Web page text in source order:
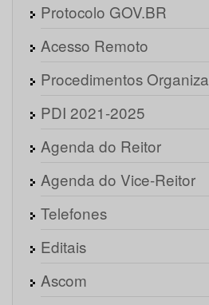
Protocolo GOV.BR
Acesso Remoto
Procedimentos
PDI 2021-2025
Agenda do Reitor
Agenda do Vice-Reitor
Telefones
Editais
Ascom